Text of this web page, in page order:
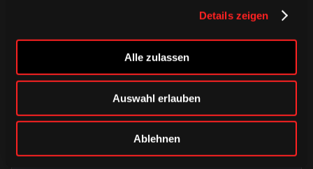
Details zeigen
Alle zulassen
Auswahl erlauben
Ablehnen
DONNERSTAG, 06. AUGUST 2026
Alle Infos zum öffentlichen
Trainingsauftakt am Sonntag im
Haie-Zentrum